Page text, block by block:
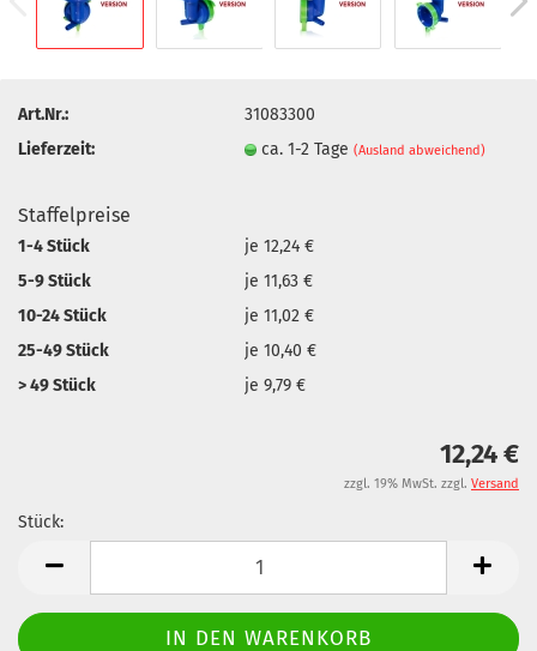
Art.Nr.:
31083300
Lieferzeit:
ca. 1-2 Tage(Ausland abweichend)
Staffelpreise
1-4 Stück
je 12,24 €
5-9 Stück
je 11,63 €
10-24 Stück
je 11,02 €
25-49 Stück
je 10,40 €
> 49 Stück
je 9,79 €
12,24 €
zzgl. 19% MwSt. zzgl. Versand
Stück: